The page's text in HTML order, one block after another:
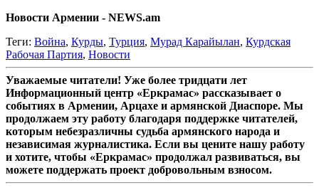
Новости Армении - NEWS.am
Теги: Война, Курды, Турция, Мурад Карайылан, Курдская
Рабочая Партия, Новости
Уважаемые читатели! Уже более тридцати лет
Информационный центр «Еркрамас» рассказывает о
событиях в Армении, Арцахе и армянской Диаспоре. Мы
продолжаем эту работу благодаря поддержке читателей,
которым небезразличны судьба армянского народа и
независимая журналистика. Если вы цените нашу работу
и хотите, чтобы «Еркрамас» продолжал развиваться, вы
можете поддержать проект добровольным взносом.